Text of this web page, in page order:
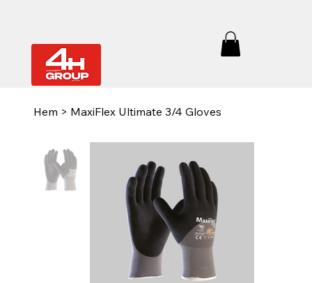
Hem > MaxiFlex Ultimate 3/4 Gloves